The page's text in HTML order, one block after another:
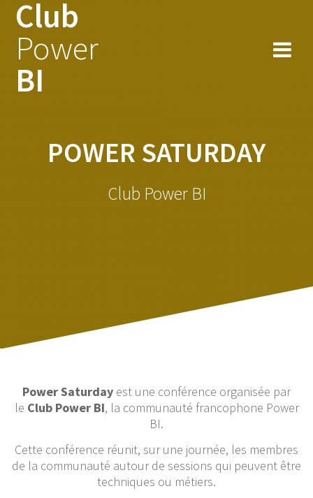
Club
Power
BI
POWER SATURDAY
Club Power BI
Power Saturday est une conférence organisée par
le Club Power BI, la communauté francophone Power
BI.
Cette conférence réunit, sur une journée, les membres
de la communauté autour de sessions qui peuvent être
techniques ou métiers.